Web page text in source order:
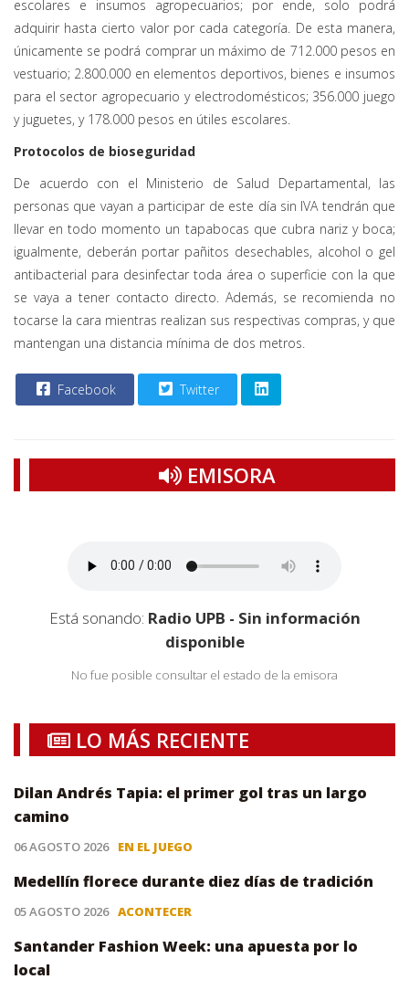
escolares e insumos agropecuarios; por ende, solo podrá
adquirir hasta cierto valor por cada categoría. De esta manera,
únicamente se podrá comprar un máximo de 712.000 pesos en
vestuario; 2.800.000 en elementos deportivos, bienes e insumos
para el sector agropecuario y electrodomésticos; 356.000 juego
y juguetes, y 178.000 pesos en útiles escolares.
Protocolos de bioseguridad
De acuerdo con el Ministerio de Salud Departamental, las
personas que vayan a participar de este día sin IVA tendrán que
llevar en todo momento un tapabocas que cubra nariz y boca;
igualmente, deberán portar pañitos desechables, alcohol o gel
antibacterial para desinfectar toda área o superficie con la que
se vaya a tener contacto directo. Además, se recomienda no
tocarse la cara mientras realizan sus respectivas compras, y que
mantengan una distancia mínima de dos metros.
Facebook Twitter
EMISORA
Está sonando: Radio UPB - Sin información
disponible
No fue posible consultar el estado de la emisora
LO MÁS RECIENTE
Dilan Andrés Tapia: el primer gol tras un largo
camino
06 AGOSTO 2026 EN EL JUEGO
Medellín florece durante diez días de tradición
05 AGOSTO 2026 ACONTECER
Santander Fashion Week: una apuesta por lo
local